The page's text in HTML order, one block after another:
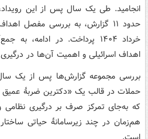
انجامید. طی یک سال پس از این
خرداد ۱۴۰۴ پرداخت. در
اهداف اسرائیلی و اهمیت آن‌ها در
بررسی مجموعه گزارش‌ها پس از یک
حملات در قالب یک «دکترین ضربهٔ عمیق
که به‌جای تمرکز صرف بر درگیری نظامی
هم‌زمان در چند زیرسامانهٔ حیاتی